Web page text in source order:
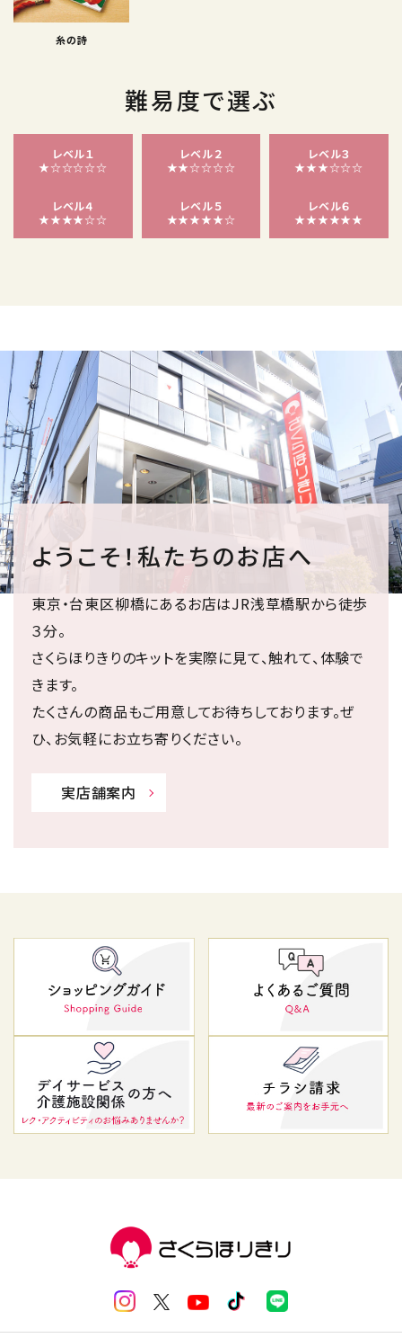
糸の詩
難易度で選ぶ
レベル１
★☆☆☆☆☆
レベル２
★★☆☆☆☆
レベル３
★★★☆☆☆
レベル４
★★★★☆☆
レベル５
★★★★★☆
レベル６
★★★★★★
ようこそ！私たちのお店へ
東京・台東区柳橋にあるお店はJR浅草橋駅から徒歩
３分。
さくらほりきりのキットを実際に見て、触れて、体験で
きます。
たくさんの商品もご用意してお待ちしております。ぜ
ひ、お気軽にお立ち寄りください。
実店舗案内